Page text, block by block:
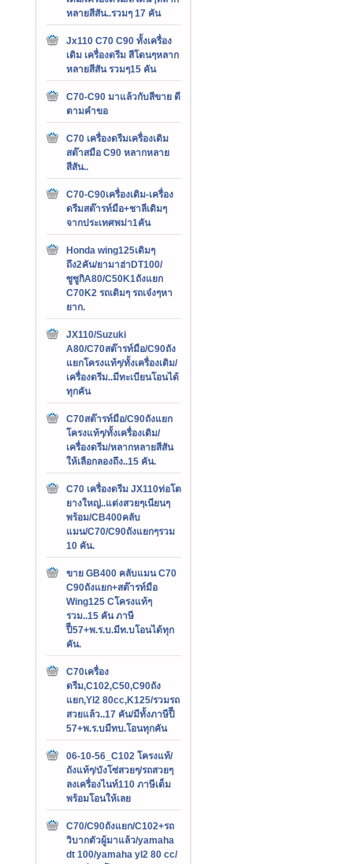
หลายสีสัน..รวมๆ 17 คัน
Jx110 C70 C90 ทั้งเครื่อง
เดิม เครื่องดรีม สีโดนๆหลาก
หลายสีสัน รวมๆ15 คัน
C70-C90 มาแล้วกับสีขาย ดี
ตามคำขอ
C70 เครื่องดรีมเครื่องเดิม
สต๊าสมือ C90 หลากหลาย
สีสัน..
C70-C90เครื่องเดิม-เครื่อง
ดรีมสต๊ารท์มือ+ชาลีเดิมๆ
จากประเทศพม่า1คัน
Honda wing125เดิมๆ
ถึง2คัน/ยามาฮ่าDT100/
ซูซูกิA80/C50K1ถังแยก
C70K2 รถเดิมๆ รถเจ๋งๆหา
ยาก.
JX110/Suzuki
A80/C70สต๊ารท์มือ/C90ถัง
แยกโครงแท้ๆ/ทั้งเครื่องเดิม/
เครื่องดรีม..มีทะเบียนโอนได้
ทุกคัน
C70สต๊ารท์มือ/C90ถังแยก
โครงแท้ๆ/ทั้งเครื่องเดิม/
เครื่องดรีม/หลากหลายสีสัน
ให้เลือกลองถึง..15 คัน.
C70 เครื่องดรีม JX110ท่อโต
ยางใหญ่..แต่งสวยๆเนียนๆ
พร้อม/CB400คลับ
แมน/C70/C90ถังแยกๆรวม
10 คัน.
ขาย GB400 คลับแมน C70
C90ถังแยก+สต๊ารท์มือ
Wing125 Cโครงแท้ๆ
รวม..15 คัน ภาษี
ปีี57+พ.ร.บ.มีท.บโอนได้ทุก
คัน.
C70เครื่อง
ดรีม,C102,C50,C90ถัง
แยก,Yl2 80cc,K125/รวมรถ
สวยแล้ว..17 คัน/มีทั้งภาษีปีี
57+พ.ร.บมีทบ.โอนทุกคัน
06-10-56_C102 โครงแท้/
ถังแท้ๆ/บังโซ่สวยๆ/รถสวยๆ
ลงเครื่องไนท์110 ภาษีเต็ม
พร้อมโอนให้เลย
C70/C90ถังแยก/C102+รถ
วิบากตัวผู้มาแล้ว/yamaha
dt 100/yamaha yl2 80 cc/